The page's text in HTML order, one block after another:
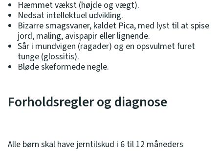
Hæmmet vækst (højde og vægt).
Nedsat intellektuel udvikling.
Bizarre smagsvaner, kaldet Pica, med lyst til at spise
jord, maling, avispapir eller lignende.
Sår i mundvigen (ragader) og en opsvulmet furet
tunge (glossitis).
Bløde skeformede negle.
Forholdsregler og diagnose
Alle børn skal have jerntilskud i 6 til 12 måneders